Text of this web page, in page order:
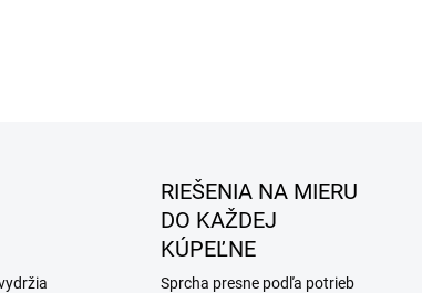
RIEŠENIA NA MIERU
DO KAŽDEJ
KÚPEĽNE
Sprcha presne podľa potrieb